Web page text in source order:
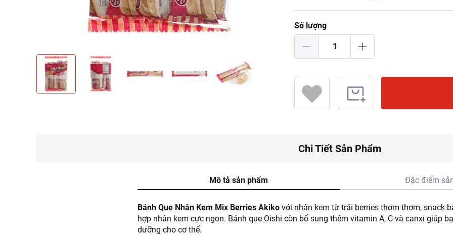
Số lượng
Chi Tiết Sản Phẩm
Mô tả sản phẩm Đặc điểm
Bánh Que Nhân Kem Mix Berries Akiko với nhân kem từ trái berries thơm thơm, snack
hợp nhân kem cực ngon. Bánh que Oishi còn bổ sung thêm vitamin A, C và canxi giúp
dưỡng cho cơ thể.